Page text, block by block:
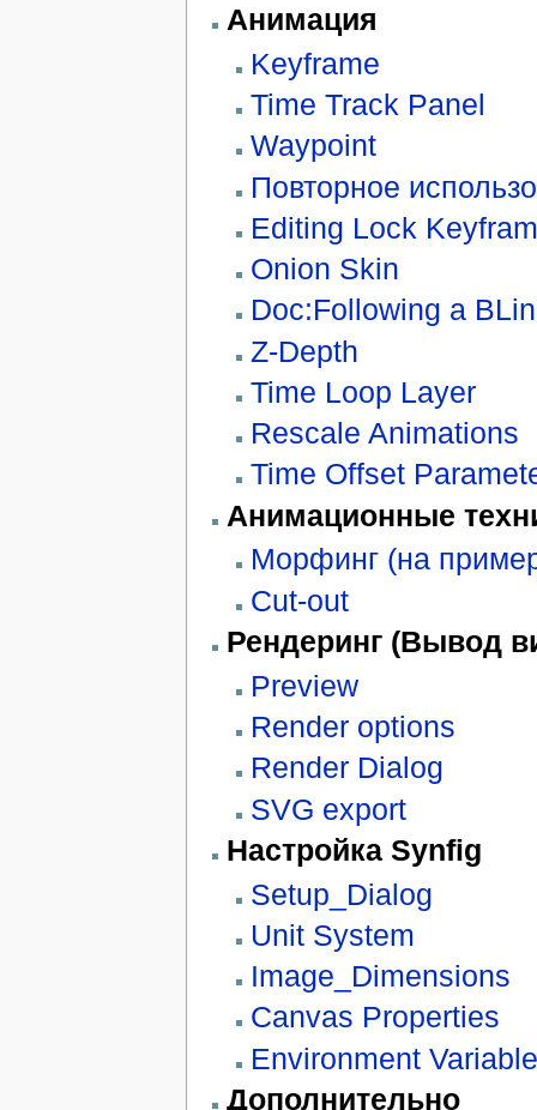
Анимация
Keyframe
Time Track Panel
Waypoint
Повторное
Editing Lock
Onion Skin
Doc:Following a
Z-Depth
Time Loop Layer
Rescale Animations
Time Offset
Анимационные
Морфинг (на
Cut-out
Рендеринг (Вывод
Preview
Render options
Render Dialog
SVG export
Настройка Synfig
Setup_Dialog
Unit System
Image_Dimensions
Canvas Properties
Environment
Дополнительно